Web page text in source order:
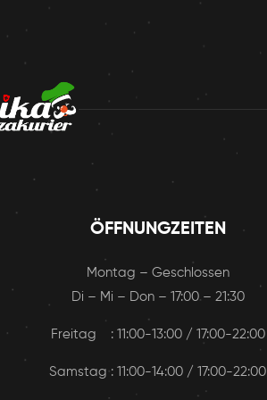
ÖFFNUNGZEITEN
Montag – Geschlossen
Di – Mi – Don – 17:00 – 21:30
Freitag : 11:00-13:00 / 17:00-22:00
Samstag : 11:00-14:00 / 17:00-22:00